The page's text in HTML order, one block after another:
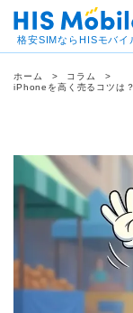
格安SIMならHISモバイ
ホーム
コラム
iPhoneを高く売るコツは